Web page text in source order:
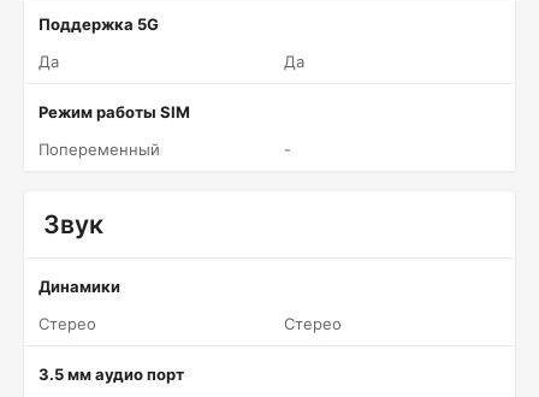
Поддержка 5G
Да
Да
Режим работы SIM
Попеременный
-
Звук
Динамики
Стерео
Стерео
3.5 мм аудио порт